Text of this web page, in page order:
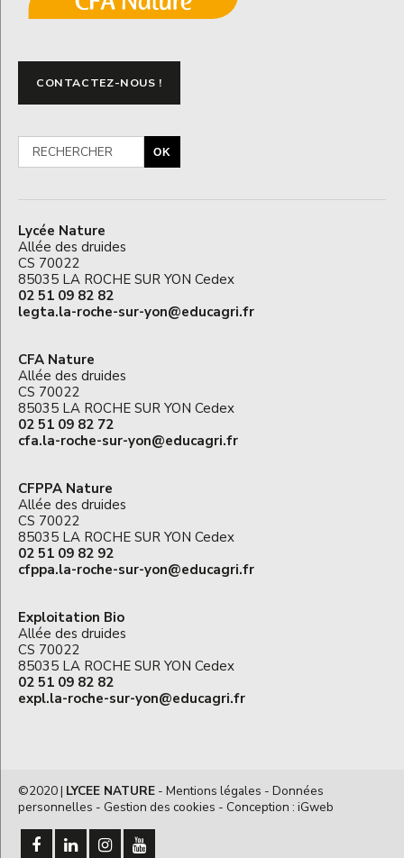
CONTACTEZ-NOUS !
OK
Lycée Nature
Allée des druides
CS 70022
85035 LA ROCHE SUR YON Cedex
02 51 09 82 82
legta.la-roche-sur-yon@educagri.fr
CFA Nature
Allée des druides
CS 70022
85035 LA ROCHE SUR YON Cedex
02 51 09 82 72
cfa.la-roche-sur-yon@educagri.fr
CFPPA Nature
Allée des druides
CS 70022
85035 LA ROCHE SUR YON Cedex
02 51 09 82 92
cfppa.la-roche-sur-yon@educagri.fr
Exploitation Bio
Allée des druides
CS 70022
85035 LA ROCHE SUR YON Cedex
02 51 09 82 82
expl.la-roche-sur-yon@educagri.fr
©2020 | LYCEE NATURE - Mentions légales - Données
personnelles - Gestion des cookies - Conception : iGweb